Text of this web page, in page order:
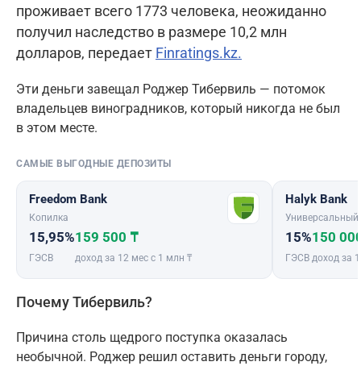
проживает всего 1773 человека, неожиданно
получил наследство в размере 10,2 млн
долларов, передает Finratings.kz.
Эти деньги завещал Роджер Тибервиль — потомок
владельцев виноградников, который никогда не был
в этом месте.
САМЫЕ ВЫГОДНЫЕ ДЕПОЗИТЫ
Freedom Bank
Копилка
15,95%
ГЭСВ
159 500 ₸
доход за 12 мес с 1 млн ₸
Halyk Bank
Универсальный
15%
ГЭСВ
150
доход за
Почему Тибервиль?
Причина столь щедрого поступка оказалась
необычной. Роджер решил оставить деньги городу,